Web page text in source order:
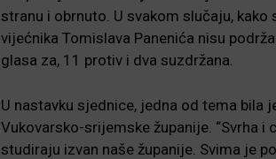
stranu i obrnuto. U svakom slučaju, kako
vijećnika Tomislava Panenića nisu
glasa za, 11 protiv i dva suzdržana.
U nastavku sjednice, jedna od tema bila
Vukovarsko-srijemske županije. “Svrha
studiraju izvan naše županije. Svima je